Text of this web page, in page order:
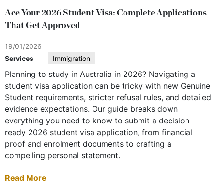
Ace Your 2026 Student Visa: Complete Applications
That Get Approved
19/01/2026
Services
Immigration
Planning to study in Australia in 2026? Navigating a
student visa application can be tricky with new Genuine
Student requirements, stricter refusal rules, and detailed
evidence expectations. Our guide breaks down
everything you need to know to submit a decision-
ready 2026 student visa application, from financial
proof and enrolment documents to crafting a
compelling personal statement.
Read More